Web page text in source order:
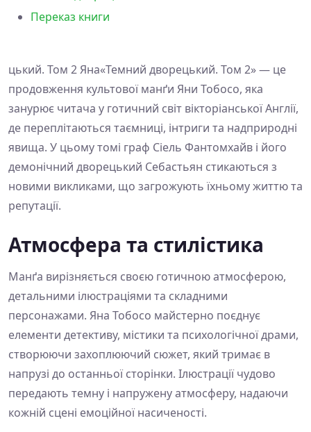
Переказ книги
цький. Том 2 Яна«Темний дворецький. Том 2» — це
продовження культової манґи Яни Тобосо, яка
занурює читача у готичний світ вікторіанської Англії,
де переплітаються таємниці, інтриги та надприродні
явища. У цьому томі граф Сіель Фантомхайв і його
демонічний дворецький Себастьян стикаються з
новими викликами, що загрожують їхньому життю та
репутації.
Атмосфера та стилістика
Манґа вирізняється своєю готичною атмосферою,
детальними ілюстраціями та складними
персонажами. Яна Тобосо майстерно поєднує
елементи детективу, містики та психологічної драми,
створюючи захоплюючий сюжет, який тримає в
напрузі до останньої сторінки. Ілюстрації чудово
передають темну і напружену атмосферу, надаючи
кожній сцені емоційної насиченості.